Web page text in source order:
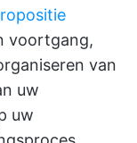
voortgang,
van
uw
uw